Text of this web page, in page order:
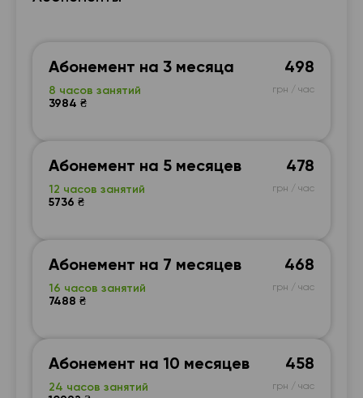
Абонемент на 3 месяца
8 часов занятий
3984 ₴
498
грн / час
Абонемент на 5 месяцев
12 часов занятий
5736 ₴
478
грн / час
Абонемент на 7 месяцев
16 часов занятий
7488 ₴
468
грн / час
Абонемент на 10 месяцев
24 часов занятий
458
грн / час